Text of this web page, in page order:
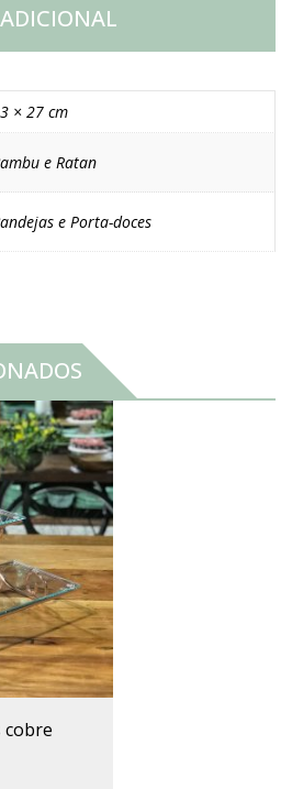
× 27 cm
e Ratan
e Porta-doces
cobre